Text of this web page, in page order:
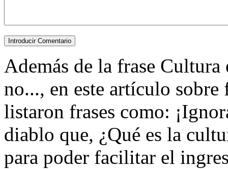
Además de la frase
no..., en este artículo sobre
listaron frases como:
diablo que, ¿Qué es la
para poder facilitar el